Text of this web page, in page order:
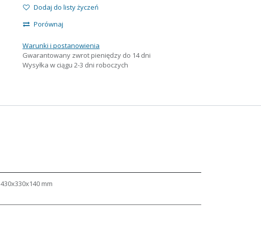
Dodaj do listy życzeń
Porównaj
Warunki i postanowienia
Gwarantowany zwrot pieniędzy do 14 dni
Wysyłka w ciągu 2-3 dni roboczych
430x330x140 mm